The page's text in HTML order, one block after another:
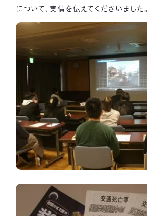
について、実情を伝えてくださいました。